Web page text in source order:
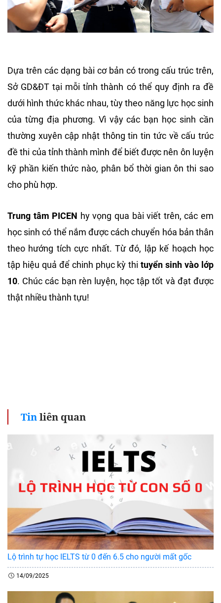
Dựa trên các dạng bài cơ bản có trong cấu trúc trên,
Sở GD&ĐT tại mỗi tỉnh thành có thể quy định ra đề
dưới hình thức khác nhau, tùy theo năng lực học sinh
của từng địa phương. Vì vậy các bạn học sinh cần
thường xuyên cập nhật thông tin tin tức về cấu trúc
đề thi của tỉnh thành mình để biết được nên ôn luyện
kỹ phần kiến thức nào, phân bổ thời gian ôn thi sao
cho phù hợp.
Trung tâm PICEN hy vọng qua bài viết trên, các em
học sinh có thể nắm được cách chuyển hóa bản thân
theo hướng tích cực nhất. Từ đó, lập kế hoạch học
tập hiệu quả để chinh phục kỳ thituyển sinh vào lớp
10. Chúc các bạn rèn luyện, học tập tốt và đạt được
thật nhiều thành tựu!
Tinliên quan
Lộ trình tự học IELTS từ 0 đến 6.5 cho người mất gốc
14/09/2025